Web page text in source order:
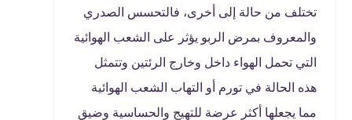
تختلف من حالة إلى أخرى، فالتحسس الصدري
والمعروف بمرض الربو يؤثر على الشعب الهوائية
التي تحمل الهواء داخل وخارج الرئتين وتتمثل
هذه الحالة في تورم أو التهاب الشعب الهوائية
مما يجعلها أكثر عرضة للتهيج والحساسية وضيق